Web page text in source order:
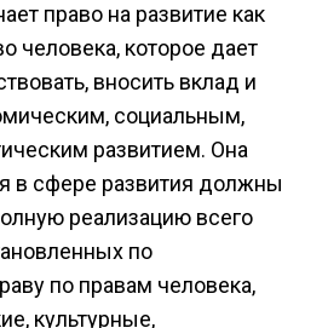
право на развитие как
человека, которое дает
вносить вклад и
социальным,
развитием. Она
в сфере развития должны
реализацию всего
по
по правам человека,
культурные,